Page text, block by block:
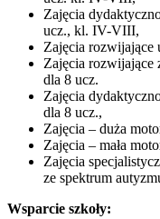
Zajęcia
ucz., kl. IV-VIII,
Zajęcia rozwijające
Zajęcia rozwijające
dla 8 ucz.
Zajęcia
dla 8 ucz.,
Zajęcia – duża
Zajęcia – mała
Zajęcia
ze spektrum
Wsparcie szkoły: